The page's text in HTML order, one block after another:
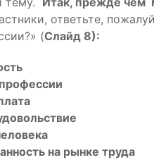
ответьте,
(Слайд 8):
на рынке труда